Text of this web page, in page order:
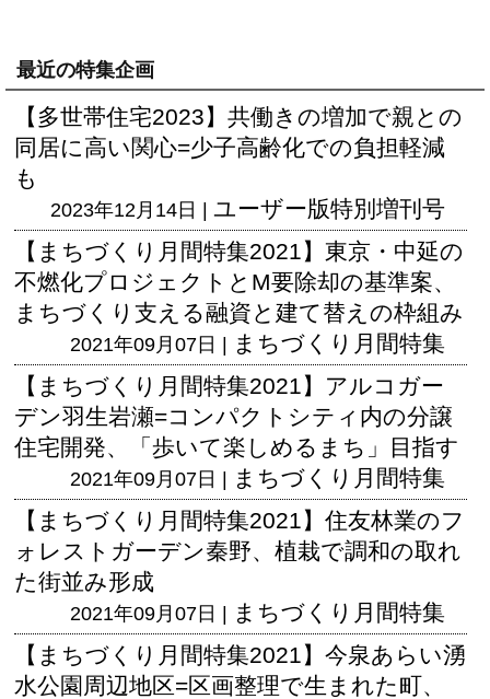
最近の特集企画
【多世帯住宅2023】共働きの増加で親との
同居に高い関心=少子高齢化での負担軽減
も
2023年12月14日 | ユーザー版特別増刊号
【まちづくり月間特集2021】東京・中延の
不燃化プロジェクトとM要除却の基準案、
まちづくり支える融資と建て替えの枠組み
2021年09月07日 | まちづくり月間特集
【まちづくり月間特集2021】アルコガー
デン羽生岩瀬=コンパクトシティ内の分譲
住宅開発、「歩いて楽しめるまち」目指す
2021年09月07日 | まちづくり月間特集
【まちづくり月間特集2021】住友林業のフ
ォレストガーデン秦野、植栽で調和の取れ
た街並み形成
2021年09月07日 | まちづくり月間特集
【まちづくり月間特集2021】今泉あらい湧
水公園周辺地区=区画整理で生まれた町、